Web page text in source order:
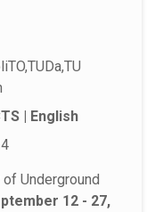
| English
Underground
12 - 27,